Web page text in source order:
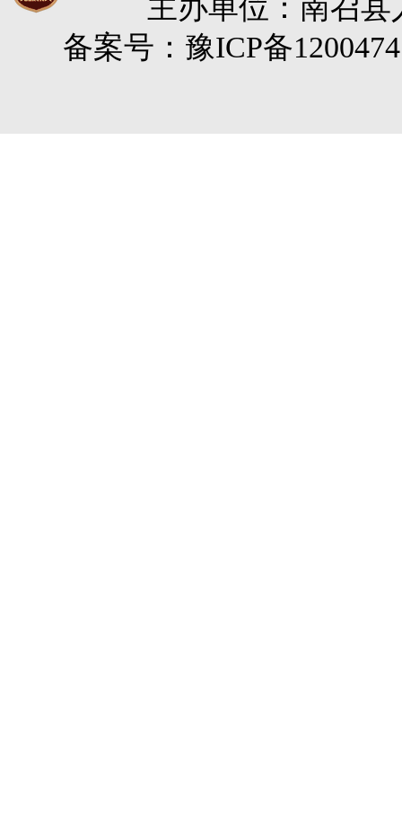
主办单位：南召
备案号：豫ICP备